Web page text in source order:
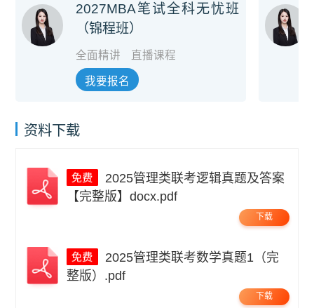
2027MBA笔试全科无忧班
（锦程班）
全面精讲 直播课程
我要报名
资料下载
【完整版】docx.pdf
下载
整版）.pdf
下载